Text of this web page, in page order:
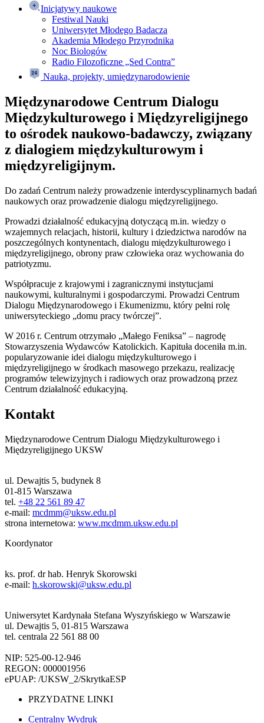
Inicjatywy naukowe
Festiwal Nauki
Uniwersytet Młodego Badacza
Akademia Młodego Przyrodnika
Noc Biologów
Radio Filozoficzne „Sed Contra”
Nauka, projekty, umiędzynarodowienie
Międzynarodowe Centrum Dialogu
Międzykulturowego i Międzyreligijnego
to ośrodek naukowo-badawczy, związany
z dialogiem międzykulturowym i
międzyreligijnym.
Do zadań Centrum należy prowadzenie interdyscyplinarnych badań
naukowych oraz prowadzenie dialogu międzyreligijnego.
Prowadzi działalność edukacyjną dotyczącą m.in. wiedzy o
wzajemnych relacjach, historii, kultury i dziedzictwa narodów na
poszczególnych kontynentach, dialogu międzykulturowego i
międzyreligijnego, obrony praw człowieka oraz wychowania do
patriotyzmu.
Współpracuje z krajowymi i zagranicznymi instytucjami
naukowymi, kulturalnymi i gospodarczymi. Prowadzi Centrum
Dialogu Międzynarodowego i Ekumenizmu, który pełni rolę
uniwersyteckiego „domu pracy twórczej”.
W 2016 r. Centrum otrzymało „Małego Feniksa” – nagrodę
Stowarzyszenia Wydawców Katolickich. Kapituła doceniła m.in.
popularyzowanie idei dialogu międzykulturowego i
międzyreligijnego w środkach masowego przekazu, realizację
programów telewizyjnych i radiowych oraz prowadzoną przez
Centrum działalność edukacyjną.
Kontakt
Międzynarodowe Centrum Dialogu Międzykulturowego i
Międzyreligijnego UKSW
ul. Dewajtis 5, budynek 8
01-815 Warszawa
tel. +48 22 561 89 47
e-mail: mcdmm@uksw.edu.pl
strona internetowa: www.mcdmm.uksw.edu.pl
Koordynator
ks. prof. dr hab. Henryk Skorowski
e-mail: h.skorowski@uksw.edu.pl
Uniwersytet Kardynała Stefana Wyszyńskiego w Warszawie
ul. Dewajtis 5, 01-815 Warszawa
tel. centrala 22 561 88 00
NIP: 525-00-12-946
REGON: 000001956
ePUAP: /UKSW_2/SkrytkaESP
PRZYDATNE LINKI
Centralny Wydruk